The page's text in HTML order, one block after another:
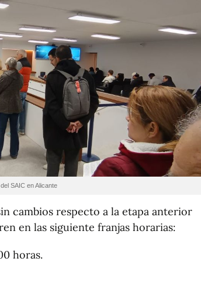
SAIC en Alicante
cambios respecto a la etapa anterior
en las siguiente franjas horarias:
horas.